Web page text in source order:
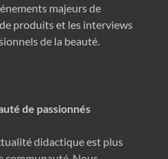
majeurs de
produits et les interviews
de la beauté.
de passionnés
didactique est plus